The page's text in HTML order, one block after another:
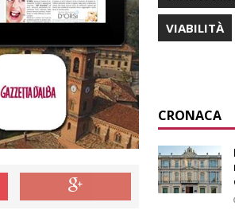
VIABILITÀ
CRONACA